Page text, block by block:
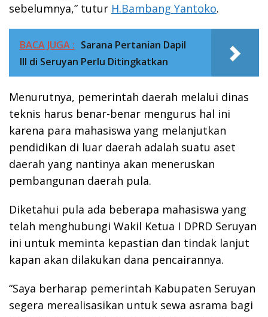
sebelumnya,” tutur H.Bambang Yantoko.
BACA JUGA : Sarana Pertanian Dapil
III di Seruyan Perlu Ditingkatkan
Menurutnya, pemerintah daerah melalui dinas
teknis harus benar-benar mengurus hal ini
karena para mahasiswa yang melanjutkan
pendidikan di luar daerah adalah suatu aset
daerah yang nantinya akan meneruskan
pembangunan daerah pula.
Diketahui pula ada beberapa mahasiswa yang
telah menghubungi Wakil Ketua I DPRD Seruyan
ini untuk meminta kepastian dan tindak lanjut
kapan akan dilakukan dana pencairannya.
“Saya berharap pemerintah Kabupaten Seruyan
segera merealisasikan untuk sewa asrama bagi